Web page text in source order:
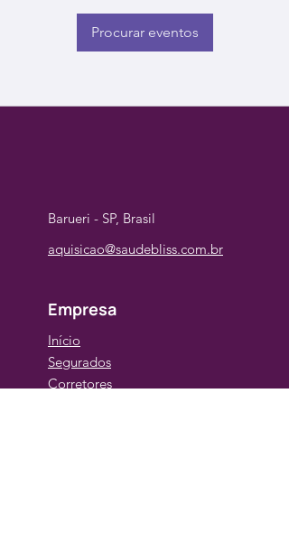
Procurar eventos
Barueri - SP, Brasil
aquisicao@saudebliss.com.br
Empresa
Início
Segurados
Corretores